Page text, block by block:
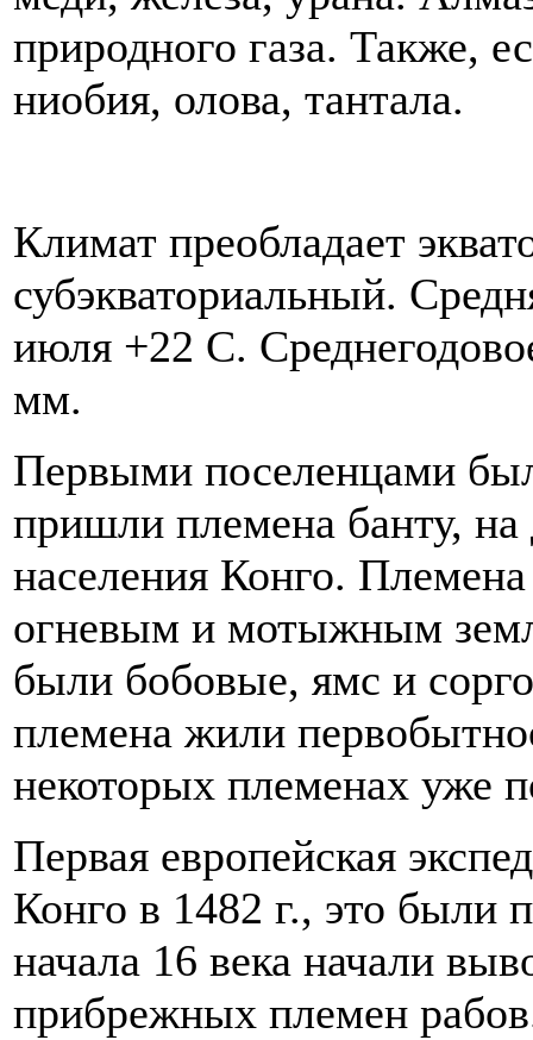
природного газа. Также,
ниобия, олова, тантала.
Климат преобладает
субэкваториальный.
июля +22 С.
мм.
Первыми поселенцами
пришли племена банту,
населения Конго.
огневым и мотыжным
были бобовые, ямс и
племена жили
некоторых племенах уже
Первая европейская
Конго в 1482 г., это были
начала 16 века начали
прибрежных племен